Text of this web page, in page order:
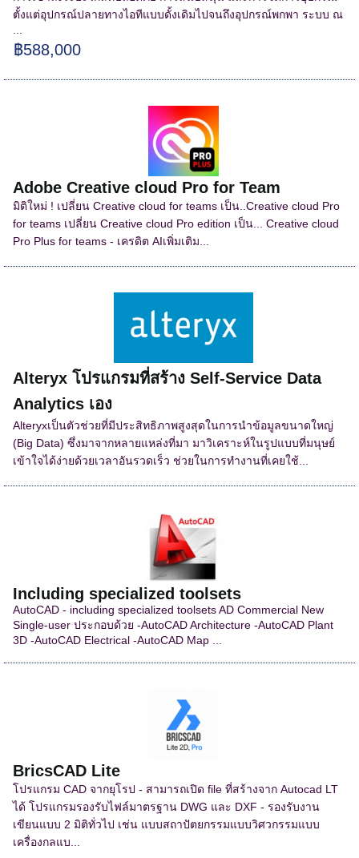
ตั้งแต่อุปกรณ์ปลายทางไอทีแบบดั้งเดิมไปจนถึงอุปกรณ์พกพา ระบบ ณ
...
฿588,000
Adobe Creative cloud Pro for Team
มิติใหม่ ! เปลี่ยน Creative cloud for teams เป็น..Creative cloud Pro
for teams เปลี่ยน Creative cloud Pro edition เป็น... Creative cloud
Pro Plus for teams - เครดิต AIเพิ่มเติม...
Alteryx โปรแกรมที่สร้าง Self-Service Data
Analytics เอง
Alteryxเป็นตัวช่วยที่มีประสิทธิภาพสูงสุดในการนำข้อมูลขนาดใหญ่
(Big Data) ซึ่งมาจากหลายแหล่งที่มา มาวิเคราะห์ในรูปแบบที่มนุษย์
เข้าใจได้ง่ายด้วยเวลาอันรวดเร็ว ช่วยในการทำงานที่เคยใช้...
Including specialized toolsets
AutoCAD - including specialized toolsets AD Commercial New
Single-user ประกอบด้วย -AutoCAD Architecture -AutoCAD Plant
3D -AutoCAD Electrical -AutoCAD Map ...
BricsCAD Lite
โปรแกรม CAD จากยุโรป - สามารถเปิด file ที่สร้างจาก Autocad LT
ได้ โปรแกรมรองรับไฟล์มาตรฐาน DWG และ DXF - รองรับงาน
เขียนแบบ 2 มิติทั่วไป เช่น แบบสถาปัตยกรรมแบบวิศวกรรมแบบ
เครื่องกลแบ...